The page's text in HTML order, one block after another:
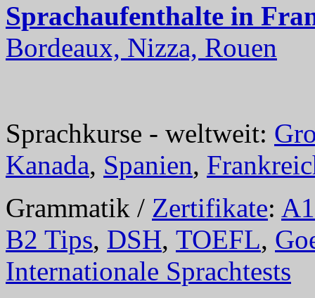
Sprachaufenthalte in
Bordeaux, Nizza, Rouen
Sprachkurse - weltweit:
Kanada, Spanien,
Grammatik / Zertifikate: A1
B2 Tips, DSH, TOEFL,
Internationale Sprachtests